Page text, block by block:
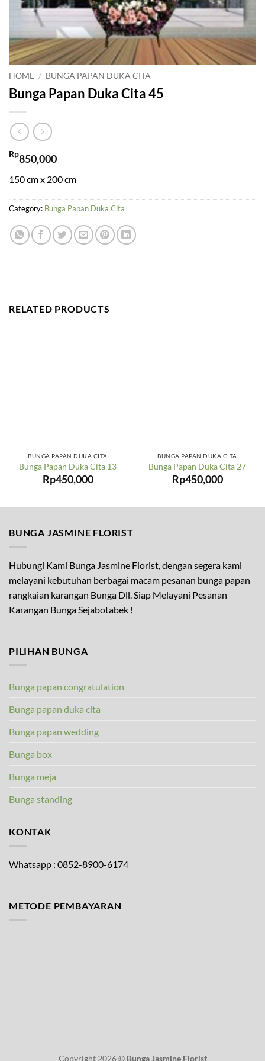
HOME / BUNGA PAPAN DUKA CITA
Bunga Papan Duka Cita 45
Rp850,000
150 cm x 200 cm
Category: Bunga Papan Duka Cita
RELATED PRODUCTS
BUNGA PAPAN DUKA CITA
Bunga Papan Duka Cita 13
Rp450,000
BUNGA PAPAN DUKA CITA
Bunga Papan Duka Cita 27
Rp450,000
BUNGA JASMINE FLORIST
Hubungi Kami Bunga Jasmine Florist, dengan segera kami
melayani kebutuhan berbagai macam pesanan bunga papan
rangkaian karangan Bunga Dll. Siap Melayani Pesanan
Karangan Bunga Sejabotabek !
PILIHAN BUNGA
Bunga papan congratulation
Bunga papan duka cita
Bunga papan wedding
Bunga box
Bunga meja
Bunga standing
KONTAK
Whatsapp : 0852-8900-6174
METODE PEMBAYARAN
Copyright 2026 © Bunga Jasmine Florist